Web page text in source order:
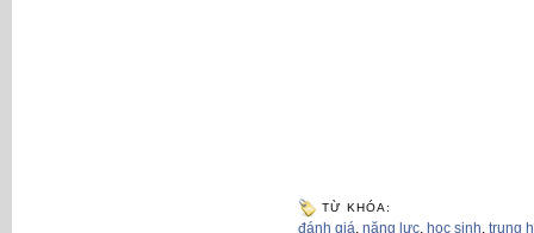
TỪ KHÓA:
đánh giá, năng lực, học sinh, trung